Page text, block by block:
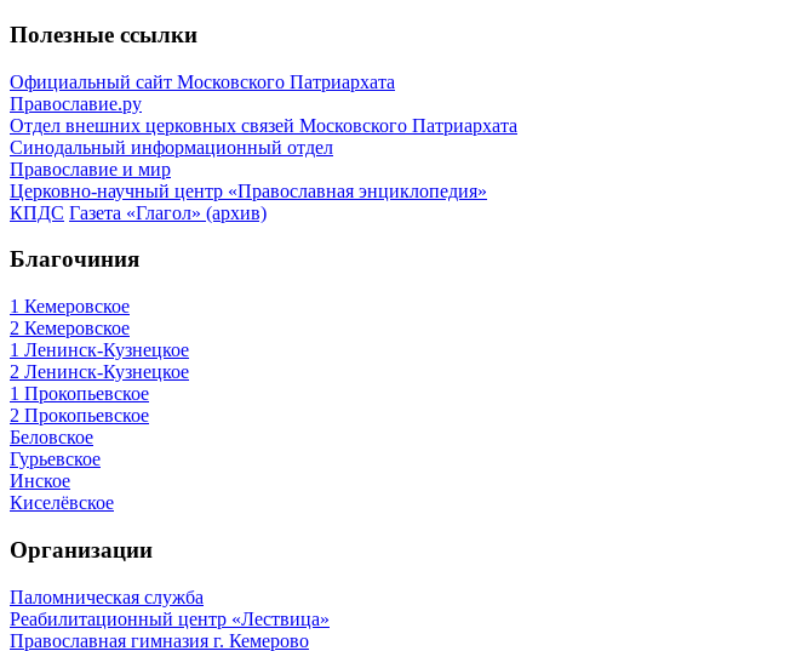
Полезные ссылки
Официальный сайт Московского Патриархата
Православие.ру
Отдел внешних церковных связей Московского Патриархата
Синодальный информационный отдел
Православие и мир
Церковно-научный центр «Православная энциклопедия»
КПДС Газета «Глагол» (архив)
Благочиния
1 Кемеровское
2 Кемеровское
1 Ленинск-Кузнецкое
2 Ленинск-Кузнецкое
1 Прокопьевское
2 Прокопьевское
Беловское
Гурьевское
Инское
Киселёвское
Организации
Паломническая служба
Реабилитационный центр «Лествица»
Православная гимназия г. Кемерово